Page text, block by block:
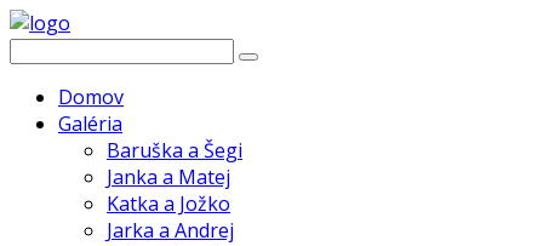
Domov
Galéria
Baruška a Šegi
Janka a Matej
Katka a Jožko
Jarka a Andrej